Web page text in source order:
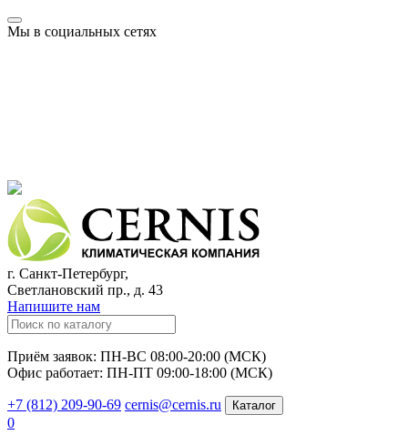
Мы в социальных сетях
г. Санкт-Петербург,
Светлановский пр., д. 43
Напишите нам
Приём заявок: ПН-ВС 08:00-20:00 (МСК)
Офис работает: ПН-ПТ 09:00-18:00 (МСК)
+7 (812) 209-90-69 cernis@cernis.ru Каталог
0